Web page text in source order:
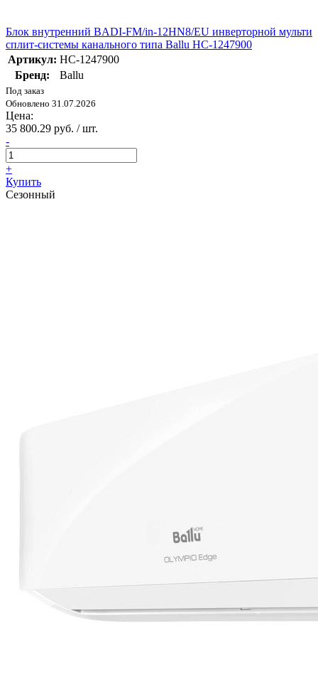
Блок внутренний BADI-FM/in-12HN8/EU инверторной мульти
сплит-системы канального типа Ballu НС-1247900
Артикул: НС-1247900
Бренд:
Ballu
Под заказ
Обновлено 31.07.2026
Цена:
35 800.29 руб. / шт.
-
+
Купить
Сезонный